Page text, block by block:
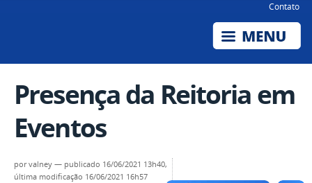
Contato
Presença da Reitoria em
Eventos
porvalney — publicado 16/06/2021 13h40,
última modificação 16/06/2021 16h57